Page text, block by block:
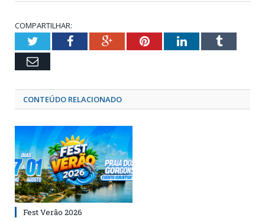
COMPARTILHAR:
TwitterFacebookGoogle+PinterestLinkedInTumblr
Email
CONTEÚDO RELACIONADO
Fest Verão 2026